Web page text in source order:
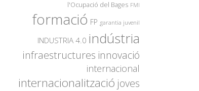
l'Ocupació del Bages FMI
formació FP garantia juvenil
INDUSTRIA 4.0 indústria
infraestructures innovació
internacional
internacionalització joves